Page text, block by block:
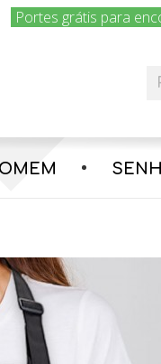
Portes grátis para